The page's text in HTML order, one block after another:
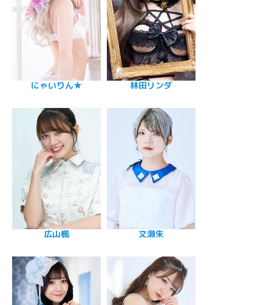
にゃいりん★ 林田リンダ
広山楓 文瀬朱